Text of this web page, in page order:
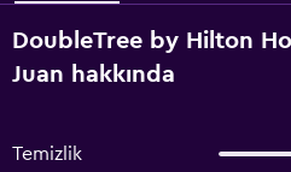
DoubleTree by Hilton
Juan hakkında
Temizlik